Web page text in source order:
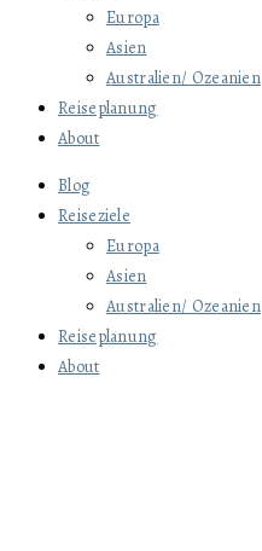
Europa
Asien
Australien/ Ozeanien
Reiseplanung
About
Blog
Reiseziele
Europa
Asien
Australien/ Ozeanien
Reiseplanung
About